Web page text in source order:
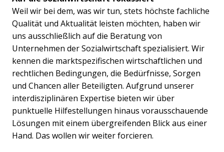
Weil wir bei dem, was wir tun, stets höchste fachliche
Qualität und Aktualität leisten möchten, haben wir
uns ausschließlich auf die Beratung von
Unternehmen der Sozialwirtschaft spezialisiert. Wir
kennen die marktspezifischen wirtschaftlichen und
rechtlichen Bedingungen, die Bedürfnisse, Sorgen
und Chancen aller Beteiligten. Aufgrund unserer
interdisziplinären Expertise bieten wir über
punktuelle Hilfestellungen hinaus vorausschauende
Lösungen mit einem übergreifenden Blick aus einer
Hand. Das wollen wir weiter forcieren.